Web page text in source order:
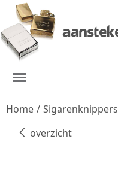
Home / Sigarenknippers
overzicht